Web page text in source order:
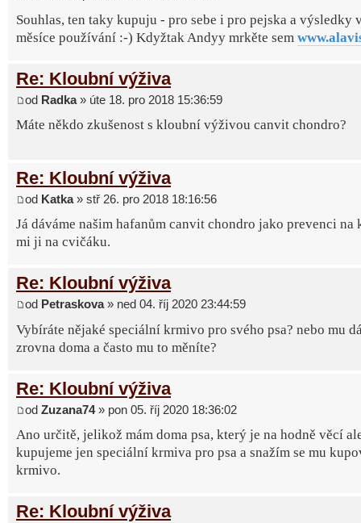
Souhlas, ten taky kupuju - pro sebe i pro pejska a výsledky
měsíce používání :-) Kdyžtak Andyy mrkěte sem
Re: Kloubní výživa
od Radka» úte 18. pro 2018 15:36:59
Máte někdo zkušenost s kloubní výživou canvit chondro?
Re: Kloubní výživa
od Katka» stř 26. pro 2018 18:16:56
Já dáváme našim hafanům canvit chondro jako prevenci
mi ji na cvičáku.
Re: Kloubní výživa
od Petraskova» ned 04. říj 2020 23:44:59
Vybíráte nějaké speciální krmivo pro svého psa? nebo mu
zrovna doma a často mu to měníte?
Re: Kloubní výživa
od Zuzana74» pon 05. říj 2020 18:36:02
Ano určitě, jelikož mám doma psa, který je na hodně věcí
kupujeme jen speciální krmiva pro psa a snažím se mu
krmivo.
Re: Kloubní výživa